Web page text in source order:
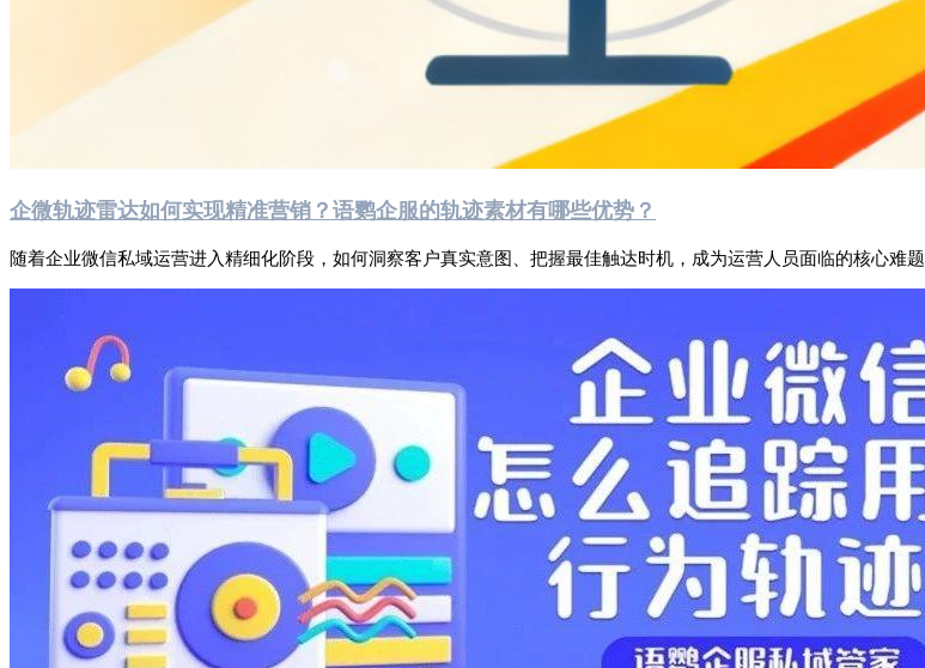
企微轨迹雷达如何实现精准营销？语鹦企服的轨迹素材有哪些优势？
随着企业微信私域运营进入精细化阶段，如何洞察客户真实意图、把握最佳触达时机，成为运营人员面临的核心难题